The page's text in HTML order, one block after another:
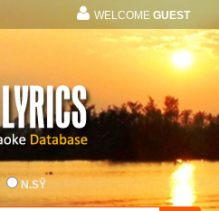
WELCOME GUEST
N.SỸ